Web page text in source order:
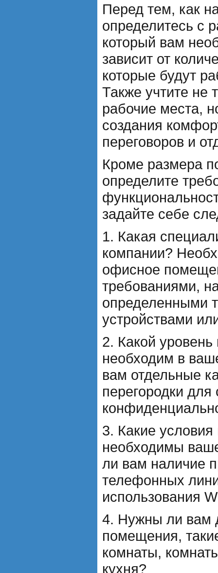
Перед тем, как
определитесь с
который вам
зависит от
которые будут
Также учтите не
рабочие места,
создания
переговоров и
Кроме размера
определите
задайте себе
1. Какая
компании?
офисное
требованиями,
определенными
устройствами
2. Какой
необходим в
вам отдельные
перегородки
3. Какие
необходимы
ли вам наличие
телефонных
использования
4. Нужны ли вам
помещения,
комнаты,
кухня?